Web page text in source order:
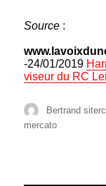
Source :
-24/01/2019
viseur du RC
Auteur
Bertrand
mercato